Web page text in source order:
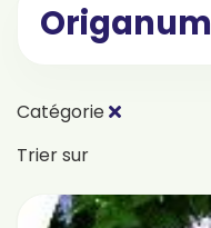
Origanum
Catégorie
Trier sur